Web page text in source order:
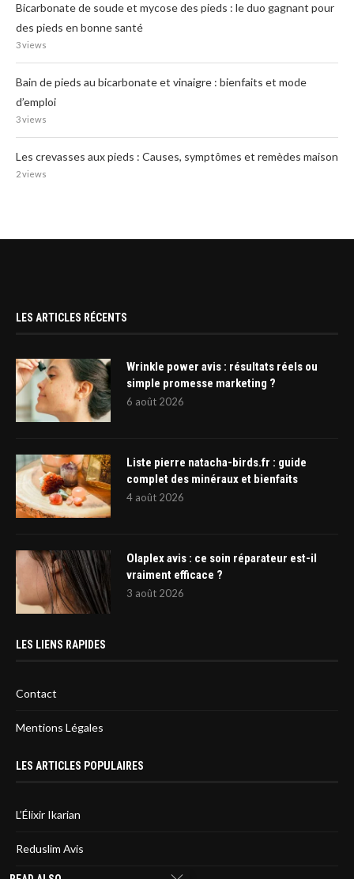
Bicarbonate de soude et mycose des pieds : le duo gagnant pour
des pieds en bonne santé
3 views
Bain de pieds au bicarbonate et vinaigre : bienfaits et mode
d’emploi
3 views
Les crevasses aux pieds : Causes, symptômes et remèdes maison
2 views
LES ARTICLES RÉCENTS
Wrinkle power avis : résultats réels ou
simple promesse marketing ?
6 août 2026
Liste pierre natacha-birds.fr : guide
complet des minéraux et bienfaits
4 août 2026
Olaplex avis : ce soin réparateur est-il
vraiment efficace ?
3 août 2026
LES LIENS RAPIDES
Contact
Mentions Légales
LES ARTICLES POPULAIRES
L’Élixir Ikarian
Reduslim Avis